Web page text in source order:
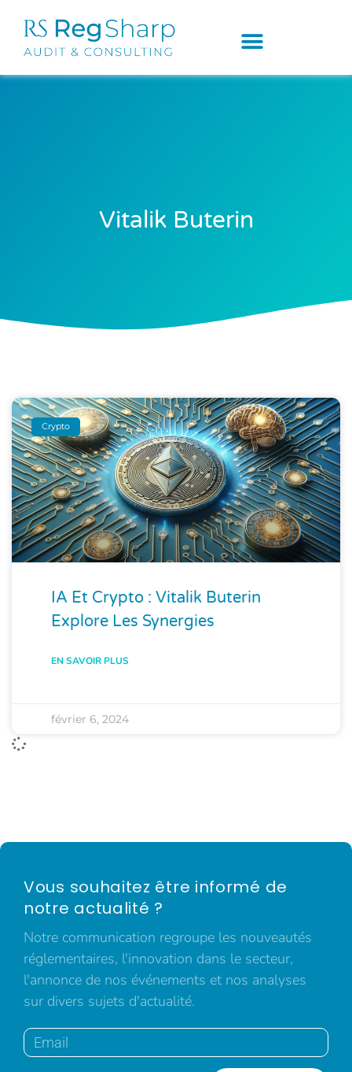
Vitalik Buterin
Crypto
IA Et Crypto : Vitalik Buterin
Explore Les Synergies
EN SAVOIR PLUS
février 6, 2024
Vous souhaitez être informé de
notre actualité ?
Notre communication regroupe les nouveautés
réglementaires, l'innovation dans le secteur,
l'annonce de nos événements et nos analyses
sur divers sujets d'actualité.